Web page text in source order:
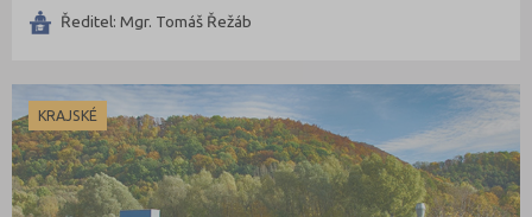
Ředitel: Mgr. Tomáš Řežáb
KRAJSKÉ